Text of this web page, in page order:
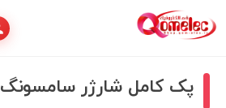
پک کامل شارژر سامسونگ Samsung S10+